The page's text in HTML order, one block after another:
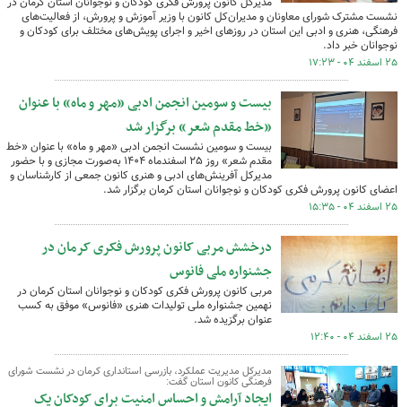
نشست مشترک شورای معاونان و مدیران‌کل کانون با وزیر آموزش و پرورش، از فعالیت‌های
فرهنگی، هنری و ادبی این استان در روزهای اخیر و اجرای پویش‌های مختلف برای کودکان و
نوجوانان خبر داد.
۲۵ اسفند ۰۴ - ۱۷:۲۳
بیست و سومین انجمن ادبی «مهر و ماه» با عنوان
«خط مقدم شعر» برگزار شد
بیست و سومین نشست انجمن ادبی «مهر و ماه» با عنوان «خط
مقدم شعر» روز ۲۵ اسفندماه ۱۴۰۴ به‌صورت مجازی و با حضور
مدیرکل آفرینش‌های ادبی و هنری کانون جمعی از کارشناسان و
اعضای کانون پرورش فکری کودکان و نوجوانان استان کرمان برگزار شد.
۲۵ اسفند ۰۴ - ۱۵:۳۵
درخشش مربی کانون پرورش فکری کرمان در
جشنواره ملی فانوس
مربی کانون پرورش فکری کودکان و نوجوانان استان کرمان در
نهمین جشنواره ملی تولیدات هنری «فانوس» موفق به کسب
عنوان برگزیده شد.
۲۵ اسفند ۰۴ - ۱۲:۴۰
مدیرکل مدیریت عملکرد، بازرسی استانداری کرمان در نشست شورای
فرهنگی کانون استان گفت:
ایجاد آرامش و احساس امنیت برای کودکان یک